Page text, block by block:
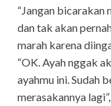
“Jangan bicarakan
dan tak akan
marah karena
“OK. Ayah nggak
ayahmu ini. Sudah
merasakannya